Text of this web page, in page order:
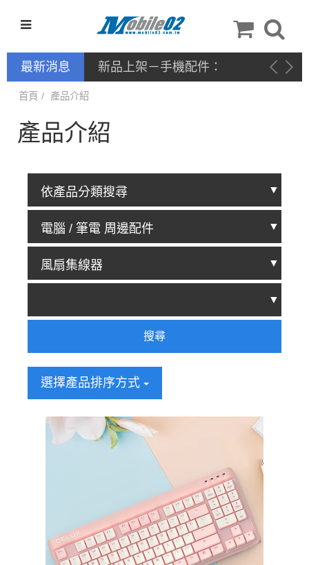
最新消息
新品上架－手機配件：
NILLKIN
首頁 產品介紹
產品介紹
搜尋
選擇產品排序方式